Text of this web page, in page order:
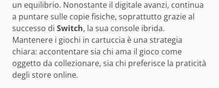
un equilibrio. Nonostante il digitale avanzi, continua
a puntare sulle copie fisiche, soprattutto grazie al
successo di Switch, la sua console ibrida.
Mantenere i giochi in cartuccia è una strategia
chiara: accontentare sia chi ama il gioco come
oggetto da collezionare, sia chi preferisce la praticità
degli store online.